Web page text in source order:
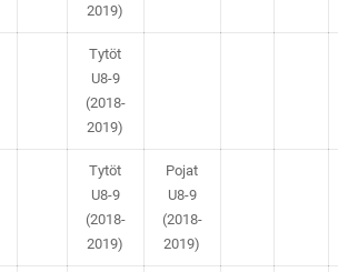
2019)
Tytöt
U8-9
(2018-
2019)
Tytöt
U8-9
(2018-
2019)
Pojat
U8-9
(2018-
2019)